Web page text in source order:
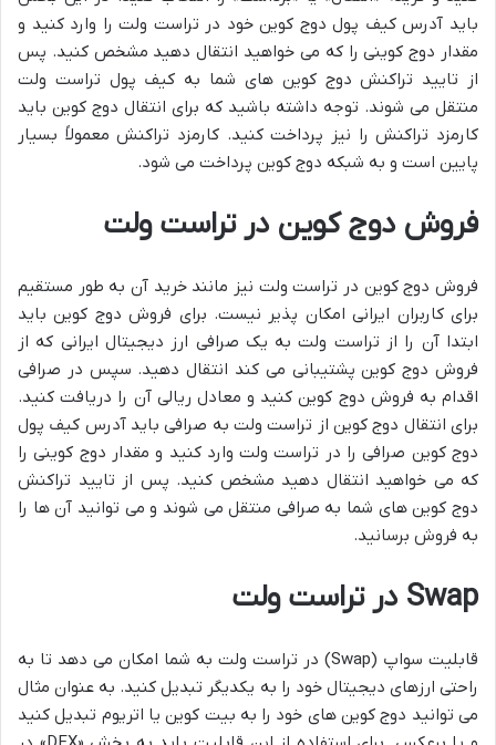
باید آدرس کیف پول دوج کوین خود در تراست ولت را وارد کنید و
مقدار دوج کوینی را که می خواهید انتقال دهید مشخص کنید. پس
از تایید تراکنش دوج کوین های شما به کیف پول تراست ولت
منتقل می شوند. توجه داشته باشید که برای انتقال دوج کوین باید
کارمزد تراکنش را نیز پرداخت کنید. کارمزد تراکنش معمولاً بسیار
پایین است و به شبکه دوج کوین پرداخت می شود.
فروش دوج کوین در تراست ولت
فروش دوج کوین در تراست ولت نیز مانند خرید آن به طور مستقیم
برای کاربران ایرانی امکان پذیر نیست. برای فروش دوج کوین باید
ابتدا آن را از تراست ولت به یک صرافی ارز دیجیتال ایرانی که از
فروش دوج کوین پشتیبانی می کند انتقال دهید. سپس در صرافی
اقدام به فروش دوج کوین کنید و معادل ریالی آن را دریافت کنید.
برای انتقال دوج کوین از تراست ولت به صرافی باید آدرس کیف پول
دوج کوین صرافی را در تراست ولت وارد کنید و مقدار دوج کوینی را
که می خواهید انتقال دهید مشخص کنید. پس از تایید تراکنش
دوج کوین های شما به صرافی منتقل می شوند و می توانید آن ها را
به فروش برسانید.
Swap در تراست ولت
قابلیت سواپ (Swap) در تراست ولت به شما امکان می دهد تا به
راحتی ارزهای دیجیتال خود را به یکدیگر تبدیل کنید. به عنوان مثال
می توانید دوج کوین های خود را به بیت کوین یا اتریوم تبدیل کنید